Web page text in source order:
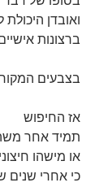
ואובדן היכולת
ברצונות
בצבעים
אז החיפוש
תמיד אחר
או מישהו
כי אחרי שנים